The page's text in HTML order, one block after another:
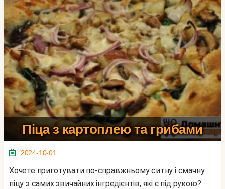
Піца з картоплею та грибами
2024-10-01
Хочете приготувати по-справжньому ситну і смачну
піцу з самих звичайних інгредієнтів, які є під рукою?